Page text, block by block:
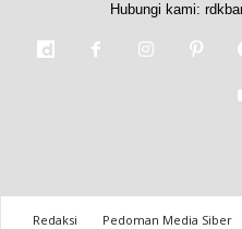
Hubungi kami:
Redaksi Pedoman Media Siber